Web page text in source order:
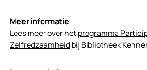
Meer informatie
Lees meer over hetprogramma
Zelfredzaamheidbij Bibliotheek